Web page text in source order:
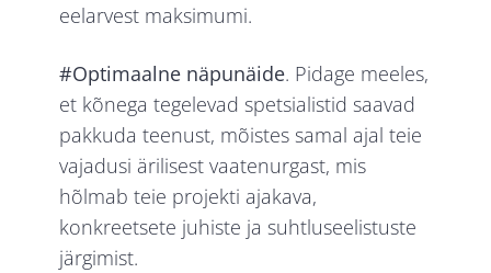
eelarvest maksimumi.
#Optimaalne näpunäide. Pidage meeles,
et kõnega tegelevad spetsialistid saavad
pakkuda teenust, mõistes samal ajal teie
vajadusi ärilisest vaatenurgast, mis
hõlmab teie projekti ajakava,
konkreetsete juhiste ja suhtluseelistuste
järgimist.